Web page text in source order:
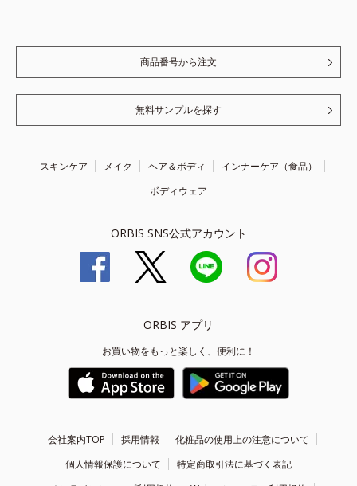
商品番号から注文
無料サンプルを探す
スキンケア メイク ヘア＆ボディ
インナーケア（食品）
ボディウェア
ORBIS SNS公式アカウント
ORBIS アプリ
お買い物をもっと楽しく、便利に！
会社案内TOP 採用情報
化粧品の使用上の注意について
個人情報保護について
特定商取引法に基づく表記